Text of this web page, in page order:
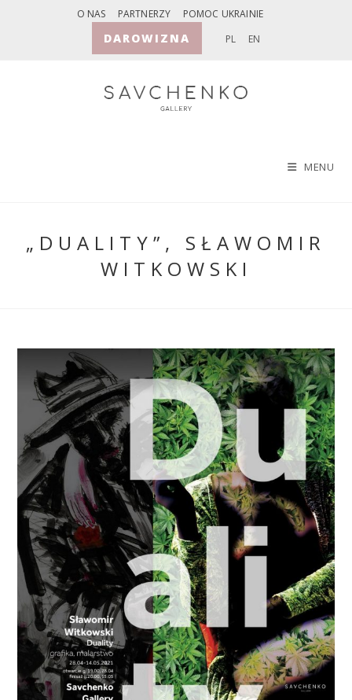
O NAS PARTNERZY POMOC UKRAINIE
DAROWIZNA PL EN
MENU
„DUALITY”, SŁAWOMIR
WITKOWSKI